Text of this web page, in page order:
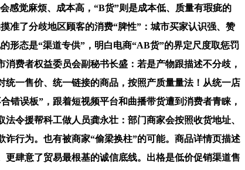
感觉麻烦、成本高，“B货”则是成本低、质量有瑕疵的
准了分歧地区顾客的消费“脾性”：城市买家认识强、赞
形态是“渠道专供”，明白电商“AB货”的界定尺度取惩罚
费者权益委员会副秘书长盛：若是产物跟描述不分歧，
一售价、统一链接的商品，按照产质量量法！从统一店
错误板”，跟着短视频平台和曲播带货遭到消费者青睐，
令援帮科工做人员龚永壮：部门商家会按照收货地址、
行为。也有被商家“偷梁换柱”的可能。商品详情页描述
肆意了贸易最根基的诚信底线。出格是低价促销渠道售